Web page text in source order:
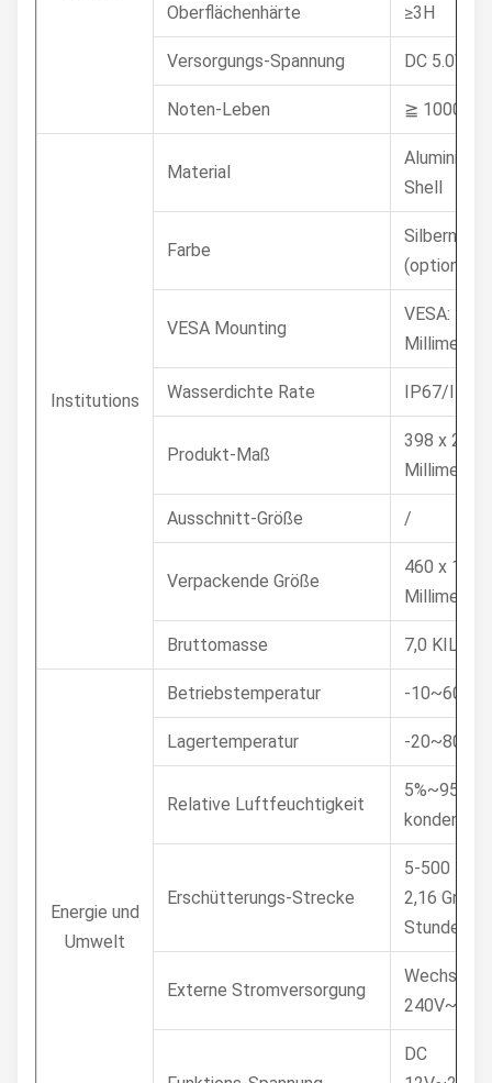
Oberflächenhärte ≥3H
Versorgungs-Spannung DC 5.0V
Noten-Leben ≧ 1000W
Institutions
Material
Shell
Farbe
Silbern/
(optional)
VESA Mounting
VESA: 100
Millimeter
Wasserdichte Rate IP67/
Produkt-Maß
398 x 247
Millimeter
Ausschnitt-Größe /
Verpackende Größe
460 x 180
Millimeter
Bruttomasse 7,0
Energie und
Umwelt
Betriebstemperatur -10~60°C
Lagertemperatur -20~80°C
Relative Luftfeuchtigkeit
Erschütterungs-Strecke
5-500 Hz,
2,16 Grms,
Stunde
Externe Stromversorgung
240V~50/
DC